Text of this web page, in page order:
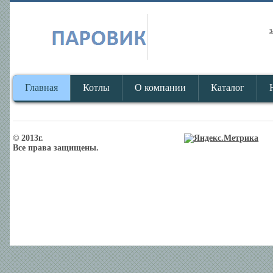
Главная Котлы О компании Каталог
© 2013г.
Все права защищены.